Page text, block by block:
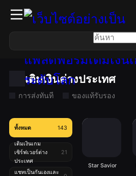
เติมเงินต่างประเทศ
การส่งทันที ของแท้รับรอง
ทั้งหมด 143
เติมเงินเกม
เซิร์ฟเวอร์ต่าง
ประเทศ
21
แชทเป็นกันเองและ
Star Savior